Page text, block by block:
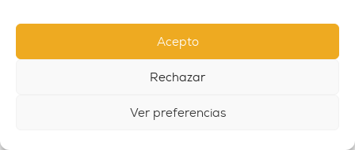
Acepto
Rechazar
Ver preferencias